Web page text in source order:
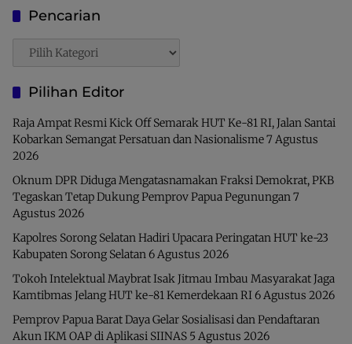
Pencarian
Pencarian
Pilihan Editor
Raja Ampat Resmi Kick Off Semarak HUT Ke-81 RI, Jalan Santai
Kobarkan Semangat Persatuan dan Nasionalisme7 Agustus
2026
Oknum DPR Diduga Mengatasnamakan Fraksi Demokrat, PKB
Tegaskan Tetap Dukung Pemprov Papua Pegunungan7
Agustus 2026
Kapolres Sorong Selatan Hadiri Upacara Peringatan HUT ke-23
Kabupaten Sorong Selatan6 Agustus 2026
Tokoh Intelektual Maybrat Isak Jitmau Imbau Masyarakat Jaga
Kamtibmas Jelang HUT ke-81 Kemerdekaan RI6 Agustus 2026
Pemprov Papua Barat Daya Gelar Sosialisasi dan Pendaftaran
Akun IKM OAP di Aplikasi SIINAS 5 Agustus 2026